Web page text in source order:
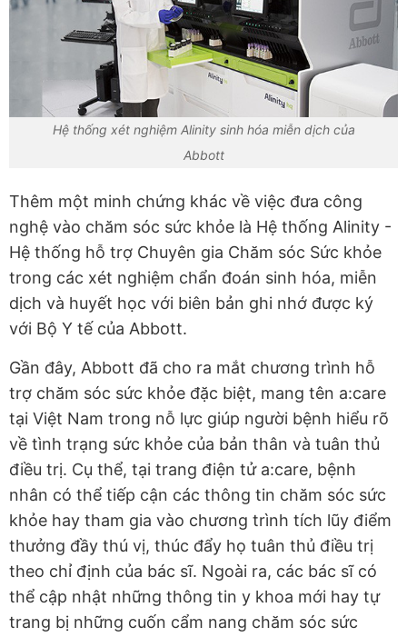
Hệ thống xét nghiệm Alinity sinh hóa miễn dịch của
Abbott
Thêm một minh chứng khác về việc đưa công
nghệ vào chăm sóc sức khỏe là Hệ thống Alinity -
Hệ thống hỗ trợ Chuyên gia Chăm sóc Sức khỏe
trong các xét nghiệm chẩn đoán sinh hóa, miễn
dịch và huyết học với biên bản ghi nhớ được ký
với Bộ Y tế của Abbott.
Gần đây, Abbott đã cho ra mắt chương trình hỗ
trợ chăm sóc sức khỏe đặc biệt, mang tên a:care
tại Việt Nam trong nỗ lực giúp người bệnh hiểu rõ
về tình trạng sức khỏe của bản thân và tuân thủ
điều trị. Cụ thể, tại trang điện tử a:care, bệnh
nhân có thể tiếp cận các thông tin chăm sóc sức
khỏe hay tham gia vào chương trình tích lũy điểm
thưởng đầy thú vị, thúc đẩy họ tuân thủ điều trị
theo chỉ định của bác sĩ. Ngoài ra, các bác sĩ có
thể cập nhật những thông tin y khoa mới hay tự
trang bị những cuốn cẩm nang chăm sóc sức